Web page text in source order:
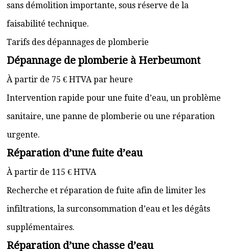
sans démolition importante, sous réserve de la
faisabilité technique.
Tarifs des dépannages de plomberie
Dépannage de plomberie à Herbeumont
À partir de 75 € HTVA par heure
Intervention rapide pour une fuite d’eau, un problème
sanitaire, une panne de plomberie ou une réparation
urgente.
Réparation d’une fuite d’eau
À partir de 115 € HTVA
Recherche et réparation de fuite afin de limiter les
infiltrations, la surconsommation d’eau et les dégâts
supplémentaires.
Réparation d’une chasse d’eau